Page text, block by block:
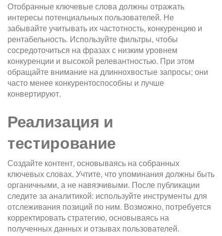
Отобранные ключевые слова должны отражать
интересы потенциальных пользователей. Не
забывайте учитывать их частотность, конкуренцию и
рентабельность. Используйте фильтры, чтобы
сосредоточиться на фразах с низким уровнем
конкуренции и высокой релевантностью. При этом
обращайте внимание на длиннохвостые запросы; они
часто менее конкурентоспособны и лучше
конвертируют.
Реализация и
тестирование
Создайте контент, основываясь на собранных
ключевых словах. Учтите, что упоминания должны быть
органичными, а не навязчивыми. После публикации
следите за аналитикой: используйте инструменты для
отслеживания позиций по ним. Возможно, потребуется
корректировать стратегию, основываясь на
полученных данных и отзывах пользователей.